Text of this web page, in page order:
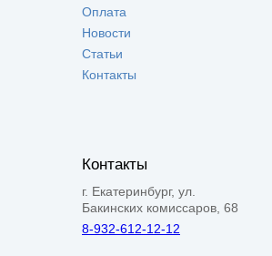
Оплата
Новости
Статьи
Контакты
Контакты
г. Екатеринбург, ул.
Бакинских комиссаров, 68
8-932-612-12-12